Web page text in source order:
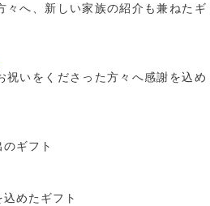
々へ、新しい家族の紹介も兼ねたギ
祝いをくださった方々へ感謝を込め
ギフト
めたギフト